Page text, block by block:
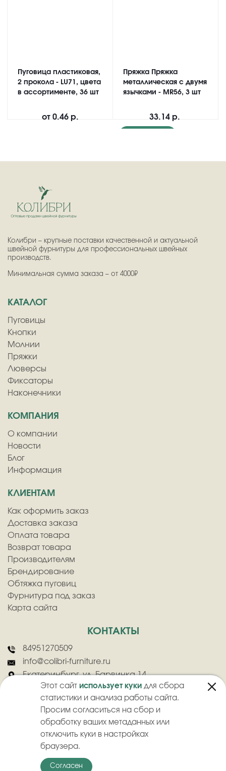
Этот сайт использует куки для сбора
статистики и анализа работы сайта.
Просим согласиться на сбор и
обработку ваших метаданных или
отключить куки в настройках
браузера.
Согласен
Пуговица пластиковая,
2 прокола - LU71, цвета
в ассортименте, 36 шт
от 0.46 р.
Пряжка Пряжка
металлическая с двумя
язычками - MR56, 3 шт
33.14 р.
Колибри – крупные поставки качественной и актуальной
швейной фурнитуры для профессиональных швейных
производств.
Минимальная сумма заказа – от 4000₽
КАТАЛОГ
Пуговицы
Кнопки
Молнии
Пряжки
Люверсы
Фиксаторы
Наконечники
КОМПАНИЯ
О компании
Новости
Блог
Информация
КЛИЕНТАМ
Как оформить заказ
Доставка заказа
Оплата товара
Возврат товара
Производителям
Брендирование
Обтяжка пуговиц
Фурнитура под заказ
Карта сайта
КОНТАКТЫ
84951270509
info@colibri-furniture.ru
Екатеринбург, ул. Барвинка 14
ООО "Колибри" - Оптовая продажа швейной фурнитуры
Политика конфиденциальности
Пользовательское соглашение